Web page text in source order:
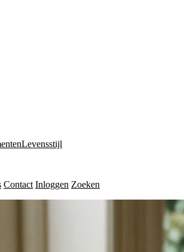
Levensstijl
Contact Inloggen Zoeken